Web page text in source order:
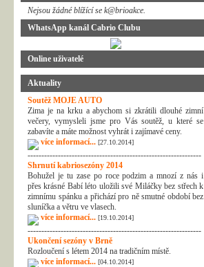
Nejsou žádné blížící se k@brioakce.
WhatsApp kanál Cabrio Clubu
Online uživatelé
Aktuality
Soutěž MOJE AUTO
Zima je na krku a abychom si zkrátili dlouhé zimní
večery, vymysleli jsme pro Vás soutěž, u které se
zabavíte a máte možnost vyhrát i zajímavé ceny.
více informací... [27.10.2014]
---------------------------------------------------------------
Shrnutí kabriosezóny 2014
Bohužel je tu zase po roce podzim a mnozí z nás i
přes krásné Babí léto uložili své Miláčky bez střech k
zimnímu spánku a přichází pro ně smutné období bez
sluníčka a větru ve vlasech.
více informací... [19.10.2014]
---------------------------------------------------------------
Ukončení sezóny v Brně
Rozloučení s létem 2014 na tradičním místě.
více informací... [04.10.2014]